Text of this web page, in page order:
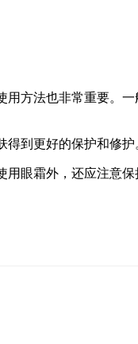
方法也非常重要。
到更好的保护和修护
眼霜外，还应注意